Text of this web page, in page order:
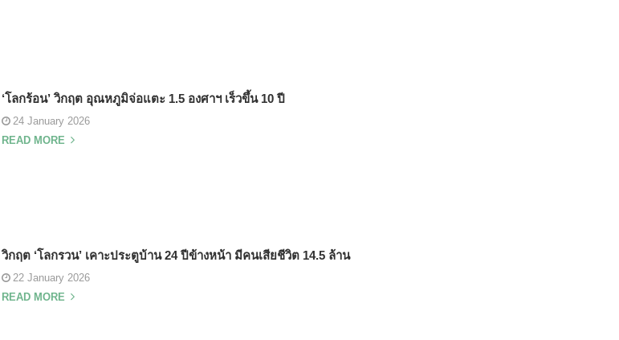
‘โลกร้อน’ วิกฤต อุณหภูมิจ่อแตะ 1.5 องศาฯ เร็วขึ้น 10 ปี
24 January 2026
READ MORE
วิกฤต ‘โลกรวน’ เคาะประตูบ้าน 24 ปีข้างหน้า มีคนเสียชีวิต 14.5 ล้าน
22 January 2026
READ MORE